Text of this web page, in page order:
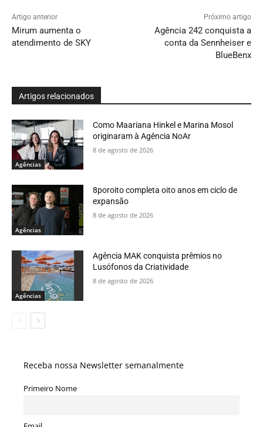
Artigo anterior
Mirum aumenta o
atendimento de SKY
Próximo artigo
Agência 242 conquista a
conta da Sennheiser e
BlueBenx
Artigos relacionados
Agências
Como Maariana Hinkel e Marina Mosol
originaram à Agência NoAr
8 de agosto de 2026
Agências
8poroito completa oito anos em ciclo de
expansão
8 de agosto de 2026
Agências
Agência MAK conquista prêmios no
Lusófonos da Criatividade
8 de agosto de 2026
Receba nossa Newsletter semanalmente
Primeiro Nome